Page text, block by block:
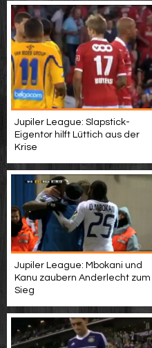
Jupiler League: Slapstick-
Eigentor hilft Lüttich aus der
Krise
Jupiler League: Mbokani und
Kanu zaubern Anderlecht zum
Sieg